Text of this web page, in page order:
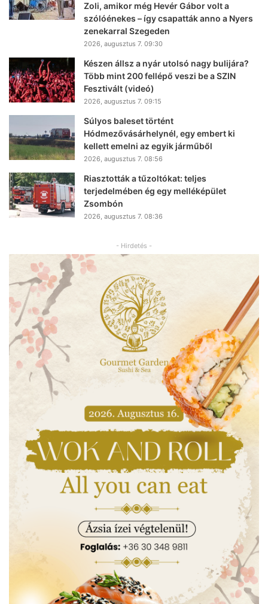
Zoli, amikor még Hevér Gábor volt a
szólóénekes – így csapatták anno a Nyers
zenekarral Szegeden
2026, augusztus 7. 09:30
Készen állsz a nyár utolsó nagy bulijára?
Több mint 200 fellépő veszi be a SZIN
Fesztivált (videó)
2026, augusztus 7. 09:15
Súlyos baleset történt
Hódmezővásárhelynél, egy embert ki
kellett emelni az egyik járműből
2026, augusztus 7. 08:56
Riasztották a tűzoltókat: teljes
terjedelmében ég egy melléképület
Zsombón
2026, augusztus 7. 08:36
- Hirdetés -